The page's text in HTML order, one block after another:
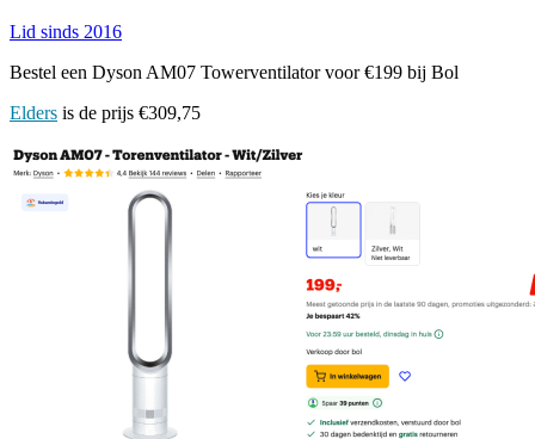
Lid sinds 2016
Bestel een Dyson AM07 Towerventilator voor €199 bij Bol
Elders is de prijs €309,75